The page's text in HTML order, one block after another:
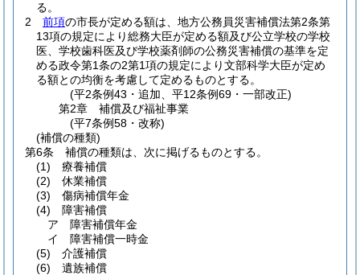
る。
2
前項の市長が定める額は、地方公務員災害補償法第2条第
13項の規定により総務大臣が定める額及び公立学校の学校
医、学校歯科医及び学校薬剤師の公務災害補償の基準を定
める政令第1条の2第1項の規定により文部科学大臣が定め
る額との均衡を考慮して定めるものとする。
(平2条例43・追加、平12条例69・一部改正)
第2章
補償及び福祉事業
(平7条例58・改称)
(補償の種類)
第6条
補償の種類は、次に掲げるものとする。
(1)
療養補償
(2)
休業補償
(3)
傷病補償年金
(4)
障害補償
ア
障害補償年金
イ
障害補償一時金
(5)
介護補償
(6)
遺族補償